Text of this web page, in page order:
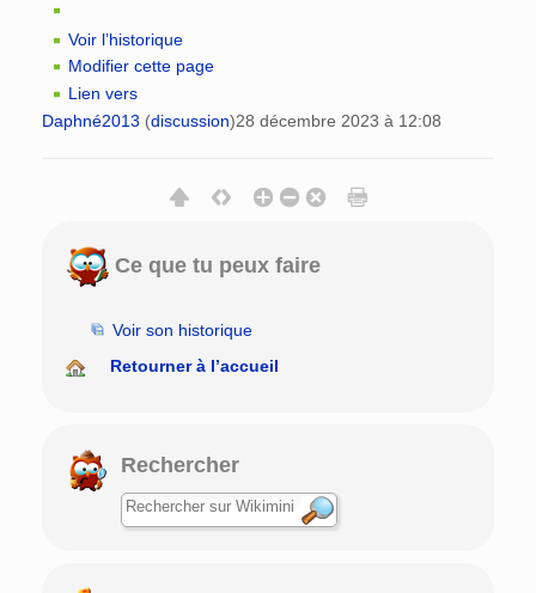
Voir l’historique
Modifier cette page
Lien vers
Daphné2013 (discussion)28 décembre 2023 à 12:08
Ce que tu peux faire
Voir son historique
Retourner à l’accueil
Rechercher